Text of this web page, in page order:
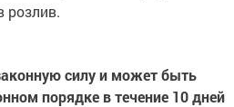
розлив.
силу и может быть
порядке в течение 10 дней